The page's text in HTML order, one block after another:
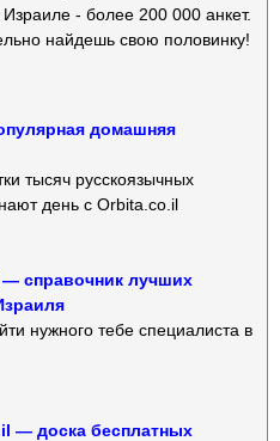
Израиле - более 200 000 анкет.
найдешь свою половинку!
домашняя
тысяч русскоязычных
день с Orbita.co.il
справочник лучших
нужного тебе специалиста в
— доска бесплатных